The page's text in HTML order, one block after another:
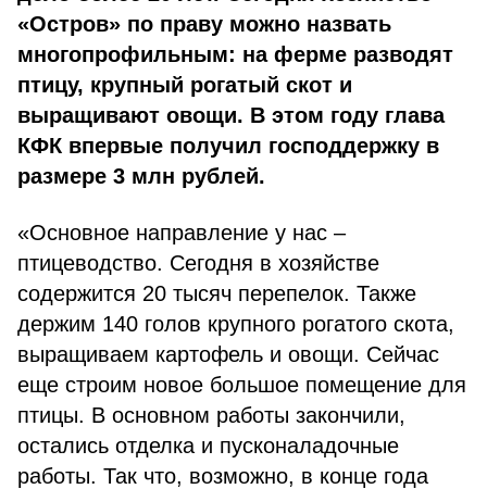
«Остров» по праву можно назвать
многопрофильным: на ферме разводят
птицу, крупный рога­тый скот и
выращивают овощи. В этом году глава
КФК впервые получил господдержку в
размере 3 млн рублей.
«Основное направление у нас –
птицеводство. Сегодня в хозяйстве
содержится 20 тысяч пере­пелок. Также
держим 140 голов крупного рогатого скота,
выращиваем картофель и овощи. Сейчас
еще строим новое большое помещение для
птицы. В основном работы закончили,
остались отделка и пусконаладочные
работы. Так что, возможно, в конце года